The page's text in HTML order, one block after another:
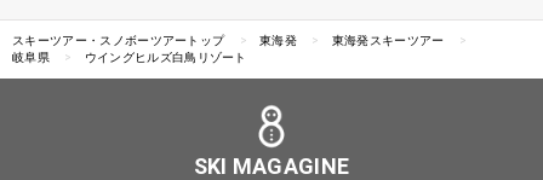
スキーツアー・スノボーツアートップ 東海発
東海発スキーツアー
岐阜県
ウイングヒルズ白鳥リゾート
SKI MAGAGINE